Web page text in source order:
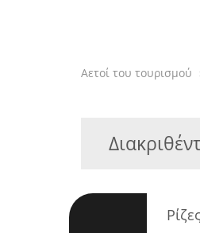
Αετοί του τουρισμού